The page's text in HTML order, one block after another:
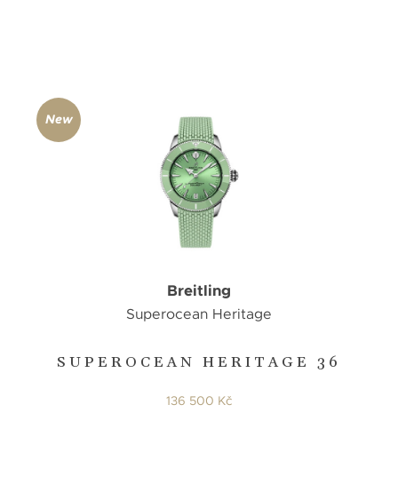
SUPEROCEAN HERITAGE 36
Breitling
Superocean Heritage
136 500 Kč
New